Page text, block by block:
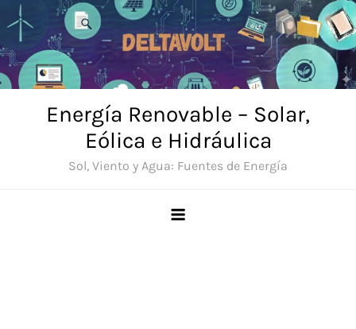
Saltar
al
contenido
Energía Renovable – Solar,
Eólica e Hidráulica
Sol, Viento y Agua: Fuentes de Energía